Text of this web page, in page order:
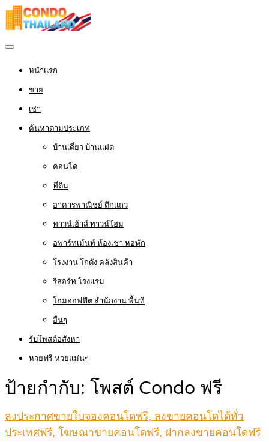
หน้าแรก
ขาย
เช่า
ค้นหาตามประเภท
บ้านเดี่ยว บ้านแฝด
คอนโด
ที่ดิน
อาคารพาณิชย์ ตึกแถว
ทาวน์เฮ้าส์ ทาวน์โฮม
อพาร์ทเม้นท์ ห้องเช่า หอพัก
โรงงาน โกดัง คลังสินค้า
รีสอร์ท โรงแรม
โฮมออฟฟิต สำนักงาน พื้นที่
อื่นๆ
รับโพสต์อสังหา
หวยฟรี หวยแม่นๆ
ป้ายกำกับ: โพสต์ Condo ฟรี
ลงประกาศขายใบจองคอนโดฟรี, ลงขายคอนโดได้ทั่ว
ประเทศฟรี, โฆษณาขายคอนโดฟรี, ฝากลงขายคอนโดฟรี